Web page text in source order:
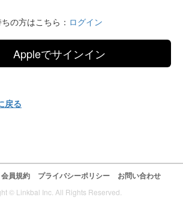
の方はこちら： ログイン
Appleでサインイン
戻る
会員規約 プライバシーポリシー お問い合わせ
© Linkbal Inc. All Rights Reserved.